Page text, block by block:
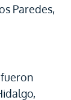
Paredes,